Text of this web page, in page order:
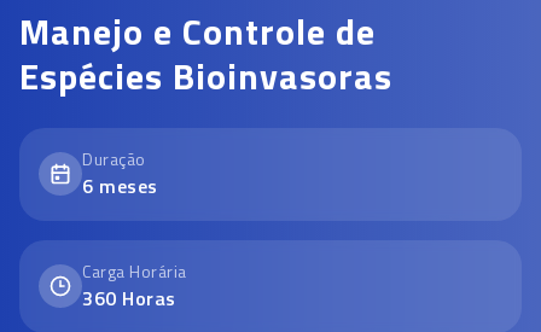
Pós-Graduação em
Manejo e Controle de
Espécies Bioinvasoras
Duração
6 meses
Carga Horária
360 Horas